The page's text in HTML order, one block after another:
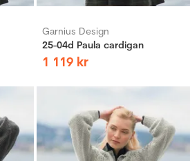
Garnius Design
25-04d Paula cardigan
1 119 kr